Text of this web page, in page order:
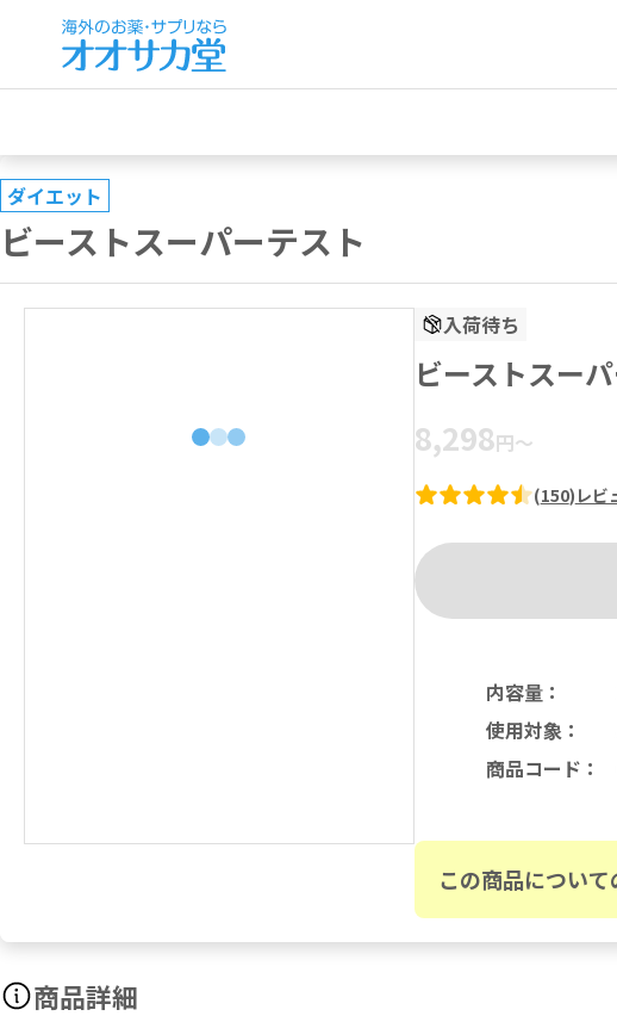
ダイエット
ビーストスーパーテスト
入荷待ち
ビーストスー
8,298円～
(150) レビ
内容量：
使用対象：
商品コード ：
この商品につい
商品詳細